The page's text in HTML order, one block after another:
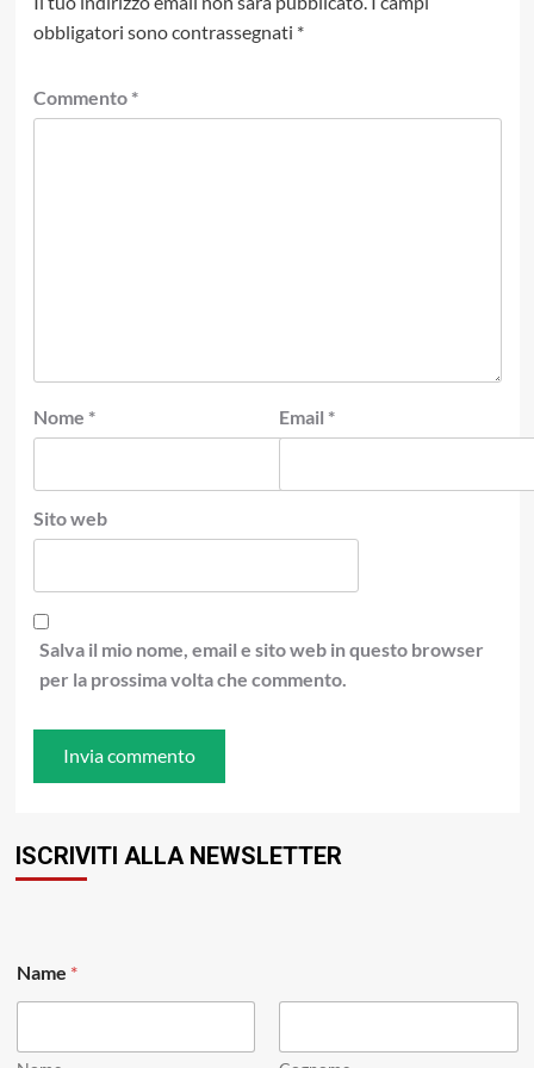
obbligatori sono contrassegnati *
Commento *
Nome * Email *
Sito web
Salva il mio nome, email e sito web in questo browser
per la prossima volta che commento.
ISCRIVITI ALLA NEWSLETTER
a
m
Name *